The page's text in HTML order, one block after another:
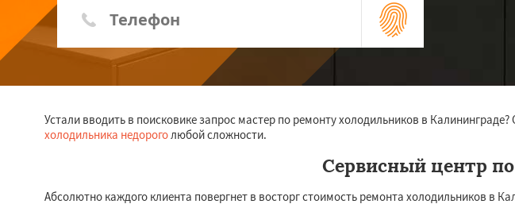
Устали вводить в поисковике запрос мастер по ремонту холодильников в
холодильника недороголюбой сложности.
Сервисный центр
Абсолютно каждого клиента повергнет в восторг стоимость ремонта холодильников в